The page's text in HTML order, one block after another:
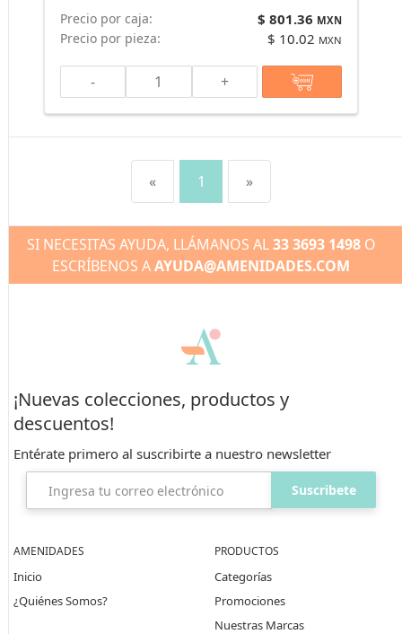
Precio por caja: $ 801.36 MXN
Precio por pieza: $ 10.02 MXN
- +
« 1 »
SI NECESITAS AYUDA, LLÁMANOS AL33 3693 1498O
ESCRÍBENOS AAYUDA@AMENIDADES.COM
¡Nuevas colecciones, productos y
descuentos!
Entérate primero al suscribirte a nuestro newsletter
Suscribete
AMENIDADES
Inicio
¿Quiénes Somos?
PRODUCTOS
Categorías
Promociones
Nuestras Marcas